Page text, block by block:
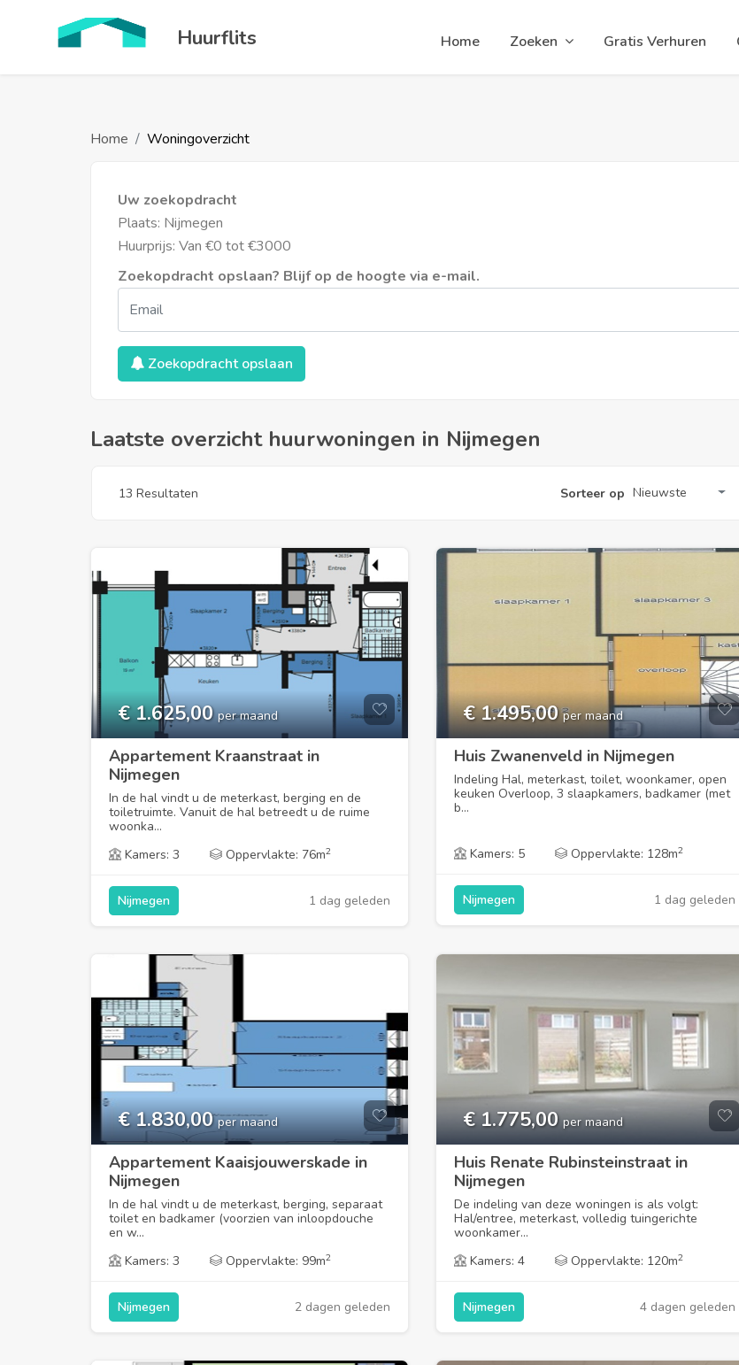
Huurflits Home Zoeken Gratis Verhuren
Home Woningoverzicht
Uw zoekopdracht
Plaats: Nijmegen
Huurprijs: Van €0 tot €3000
Zoekopdracht opslaan? Blijf op de hoogte via e-mail.
Zoekopdracht opslaan
Laatste overzicht huurwoningen in Nijmegen
13 Resultaten Sorteer op Nieuwste
€ 1.625,00 per maand
Appartement Kraanstraat in
Nijmegen
In de hal vindt u de meterkast, berging en de
toiletruimte. Vanuit de hal betreedt u de ruime
woonka...
Kamers: 3
Oppervlakte: 76m2
1 dag geleden
Nijmegen
€ 1.495,00 per maand
Huis Zwanenveld in Nijmegen
Indeling Hal, meterkast, toilet, woonkamer, open
keuken Overloop, 3 slaapkamers, badkamer (met
b...
Kamers: 5 Oppervlakte: 128m2
1 dag geleden
Nijmegen
€ 1.830,00 per maand
Appartement Kaaisjouwerskade in
Nijmegen
In de hal vindt u de meterkast, berging, separaat
toilet en badkamer (voorzien van inloopdouche
en w...
Kamers: 3
Oppervlakte: 99m2
2 dagen geleden
Nijmegen
€ 1.775,00 per maand
Huis Renate Rubinsteinstraat in
Nijmegen
De indeling van deze woningen is als volgt:
Hal/entree, meterkast, volledig tuingerichte
woonkamer...
Kamers: 4
Oppervlakte: 120m2
4 dagen geleden
Nijmegen
Uitgelicht
Appartement Oranjewaltje